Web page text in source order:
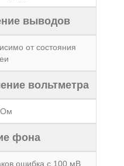
выводов
от состояния
вольтметра
фона
ошибка с 100 мВ